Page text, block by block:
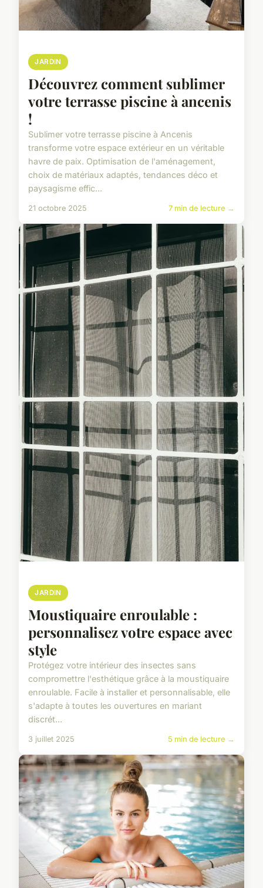
JARDIN
Découvrez comment sublimer
votre terrasse piscine à ancenis
!
Sublimer votre terrasse piscine à Ancenis
transforme votre espace extérieur en un véritable
havre de paix. Optimisation de l'aménagement,
choix de matériaux adaptés, tendances déco et
paysagisme effic...
21 octobre 2025 7 min de lecture →
JARDIN
Moustiquaire enroulable :
personnalisez votre espace avec
style
Protégez votre intérieur des insectes sans
compromettre l'esthétique grâce à la moustiquaire
enroulable. Facile à installer et personnalisable, elle
s'adapte à toutes les ouvertures en mariant
discrét...
3 juillet 2025 5 min de lecture →